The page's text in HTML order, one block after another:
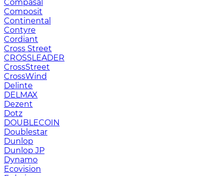
Compasal
Composit
Continental
Contyre
Cordiant
Cross Street
CROSSLEADER
CrossStreet
CrossWind
Delinte
DELMAX
Dezent
Dotz
DOUBLECOIN
Doublestar
Dunlop
Dunlop JP
Dynamo
Ecovision